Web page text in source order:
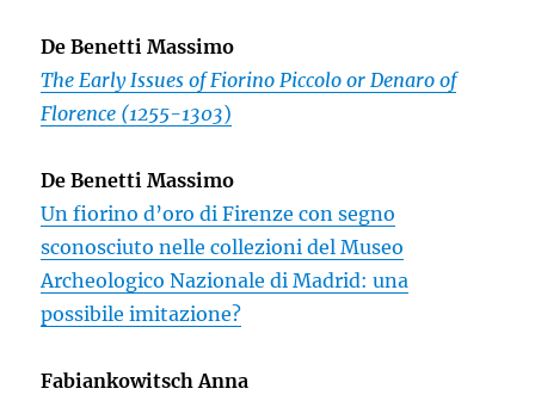
De Benetti Massimo
The Early Issues of Fiorino Piccolo or Denaro of
Florence (1255-1303)
De Benetti Massimo
Un fiorino d’oro di Firenze con segno
sconosciuto nelle collezioni del Museo
Archeologico Nazionale di Madrid: una
possibile imitazione?
Fabiankowitsch Anna